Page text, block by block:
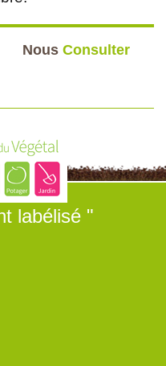
Nous Consulter
labélisé "